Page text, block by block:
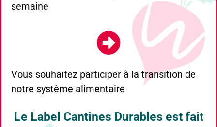
semaine
Vous souhaitez participer à la transition de
notre système alimentaire
Le Label Cantines Durables est fait